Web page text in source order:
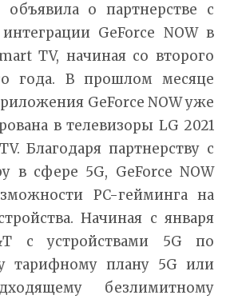
объявила о партнерстве с
GeForce NOW в
TV, начиная со второго
года. В прошлом месяце
GeForce NOW уже
в телевизоры LG 2021
Благодаря партнерству с
в сфере 5G, GeForce NOW
PC-гейминга на
Начиная с января
с устройствами 5G по
тарифному плану 5G или
безлимитному